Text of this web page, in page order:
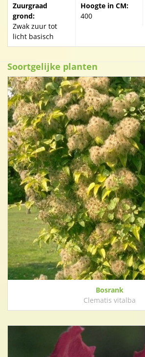
Zuurgraad
grond:
Zwak zuur tot
licht basisch
Hoogte in CM:
400
Soortgelijke planten
Bosrank
Clematis vitalba